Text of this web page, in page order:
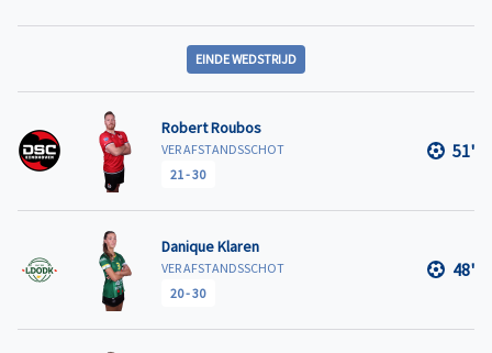
EINDE WEDSTRIJD
Robert Roubos
VER AFSTANDSSCHOT
21-30
51'
Danique Klaren
VER AFSTANDSSCHOT
20-30
48'